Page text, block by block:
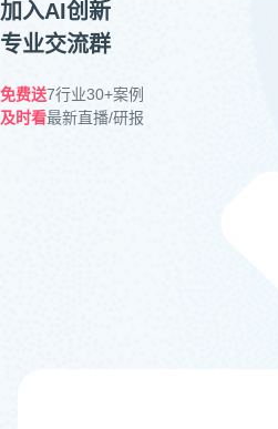
加入AI创新
专业交流群
免费送7行业30+案例
及时看最新直播/研报